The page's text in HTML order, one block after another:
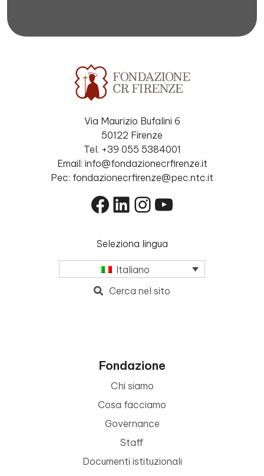
Via Maurizio Bufalini 6
50122 Firenze
Tel. +39 055 5384001
Email: info@fondazionecrfirenze.it
Pec: fondazionecrfirenze@pec.ntc.it
Facebook
LinkedIn
Instagram
YouTube
Seleziona lingua
Italiano
Cerca nel sito
Fondazione
Chi siamo
Cosa facciamo
Governance
Staff
Documenti istituzionali